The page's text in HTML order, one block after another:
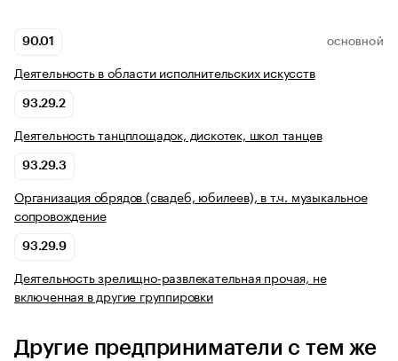
90.01 ОСНОВНОЙ
Деятельность в области исполнительских искусств
93.29.2
Деятельность танцплощадок, дискотек, школ танцев
93.29.3
Организация обрядов (свадеб, юбилеев), в т.ч. музыкальное
сопровождение
93.29.9
Деятельность зрелищно-развлекательная прочая, не
включенная в другие группировки
Другие предприниматели с тем же